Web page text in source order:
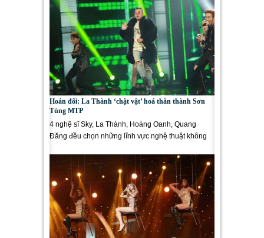
Hoán đổi: La Thành ‘chật vật’ hoá thân thành Sơn
Tùng MTP
4 nghệ sĩ Sky, La Thành, Hoàng Oanh, Quang
Đăng đều chọn những lĩnh vực nghệ thuật không